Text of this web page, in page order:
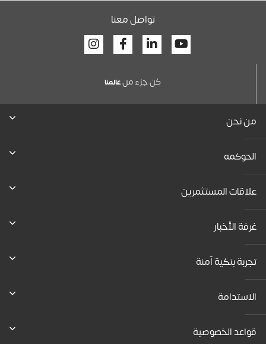
تواصل معنا
Youtube
Linkedin
Facebook
كن جزء منعالمنا
من نحن
الحوكمه
علاقات المستثمرين
غرفة الأخبار
تجربة بنكية آمنة
الاستدامة
قواعد الخصوصية